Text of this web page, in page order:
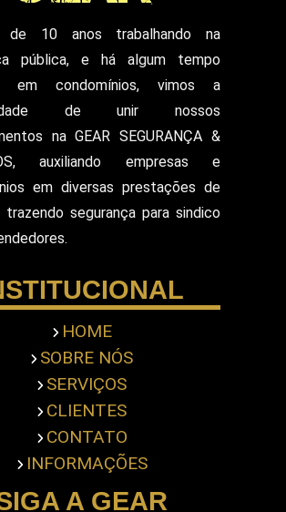
Prestadoras de Serviços para Prédios
de Serviços de Recepção
Recepcionista Terceirizada
Segurança Particular Armado
Patrimonial E Monitoramento
Patrimonial em Hospitais
Patrimonial Eventos
Serviço de Escolta Armada
de Segurança em Mercado
de Segurança em Shopping Center
com Viatura
Serviços de Portaria
Servicos Gerais Portaria
Serviços Terceirizado Portaria
Empresa de Segurança Pessoal
Terceirização de Atendimento
Terceirização de Limpeza Predial
Terceirização de Portaria
de 10 anos trabalhando na
pública, e há algum tempo
em condomínios, vimos a
de unir nossos
na GEAR SEGURANÇA &
auxiliando empresas e
em diversas prestações de
trazendo segurança para sindico
HOME
SOBRE NÓS
SERVIÇOS
CLIENTES
CONTATO
INFORMAÇÕES
A GEAR